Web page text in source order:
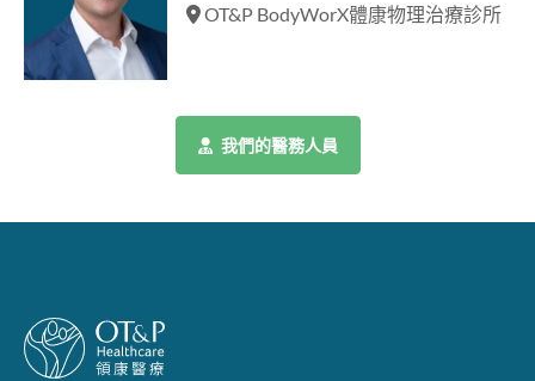
OT&P BodyWorX體康物理治療診所
我們的醫務人員